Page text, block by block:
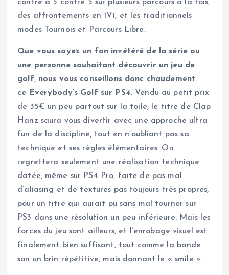
contre à 5 contre 5 sur plusieurs parcours à la fois,
des affrontements en 1V1, et les traditionnels
modes Tournois et Parcours Libre.
Que vous soyez un fan invétéré de la série ou
une personne souhaitant découvrir un jeu de
golf, nous vous conseillons donc chaudement
ce Everybody’s Golf sur PS4. Vendu au petit prix
de 35€ un peu partout sur la toile, le titre de Clap
Hanz saura vous divertir avec une approche ultra
fun de la discipline, tout en n’oubliant pas sa
technique et ses règles élémentaires. On
regrettera seulement une réalisation technique
datée, même sur PS4 Pro, faite de pas mal
d’aliasing et de textures pas toujours très propres,
pour un titre qui aurait pu sans mal tourner sur
PS3 dans une résolution un peu inférieure. Mais les
forces du jeu sont ailleurs, et l’enrobage visuel est
finalement bien suffisant, tout comme la bande
son un brin répétitive, mais donnant le « smile ».